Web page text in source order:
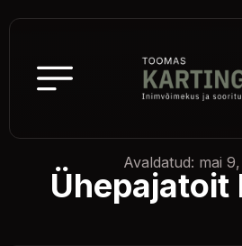
Avaldatud: mai
Ühepajatoit